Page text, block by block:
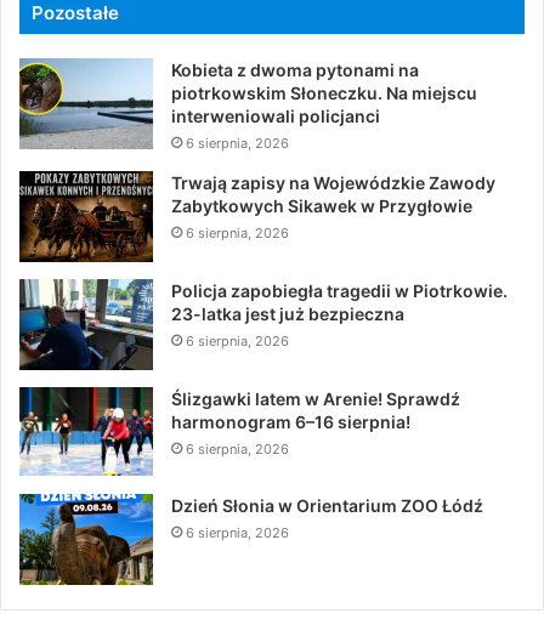
Pozostałe
Kobieta z dwoma pytonami na
piotrkowskim Słoneczku. Na miejscu
interweniowali policjanci
6 sierpnia, 2026
Trwają zapisy na Wojewódzkie Zawody
Zabytkowych Sikawek w Przygłowie
6 sierpnia, 2026
Policja zapobiegła tragedii w Piotrkowie.
23-latka jest już bezpieczna
6 sierpnia, 2026
Ślizgawki latem w Arenie! Sprawdź
harmonogram 6–16 sierpnia!
6 sierpnia, 2026
Dzień Słonia w Orientarium ZOO Łódź
6 sierpnia, 2026